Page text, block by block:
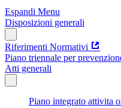
Espandi Menu
Disposizioni generali
Riferimenti Normativi
Piano triennale per
Atti generali
Piano integrato attivita